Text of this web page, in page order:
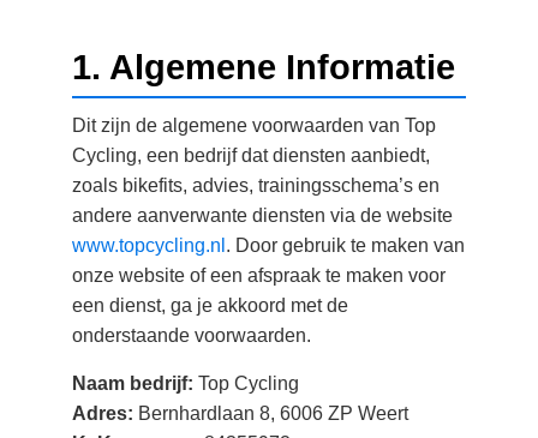
1. Algemene Informatie
Dit zijn de algemene voorwaarden van Top
Cycling, een bedrijf dat diensten aanbiedt,
zoals bikefits, advies, trainingsschema’s en
andere aanverwante diensten via de website
www.topcycling.nl . Door gebruik te maken van
onze website of een afspraak te maken voor
een dienst, ga je akkoord met de
onderstaande voorwaarden.
Naam bedrijf: Top Cycling
Adres: Bernhardlaan 8, 6006 ZP Weert